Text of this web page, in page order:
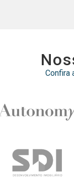
Confira